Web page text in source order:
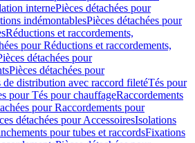
internePièces détachées pour
indémontablesPièces détachées pour
Réductions et raccordements,
pour Réductions et raccordements,
détachées pour
Pièces détachées pour
de distribution avec raccord filetéTés pour
pour Tés pour chauffageRaccordements
pour Raccordements pour
détachées pour AccessoiresIsolations
pour tubes et raccordsFixations